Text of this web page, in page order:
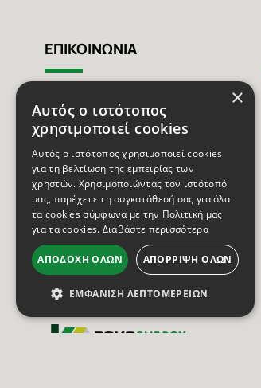
ΕΠΙΚΟΙΝΩΝΙΑ
Θήβα 322 00, Ελλάδα
6932909013
6977353151
info@domo-energy.gr
DOMO ENERGY Logo
×
Αυτός ο ιστότοπος
χρησιμοποιεί cookies
Αυτός ο ιστότοπος χρησιμοποιεί cookies
για τη βελτίωση της εμπειρίας των
χρηστών. Χρησιμοποιώντας τον ιστότοπό
μας, παρέχετε τη συγκατάθεσή σας για όλα
τα cookies σύμφωνα με την Πολιτική μας
για τα cookies. Διαβάστε περισσότερα
ΑΠΟΔΟΧΉ ΌΛΩΝ ΑΠΌΡΡΙΨΗ ΌΛΩΝ
ΕΜΦΆΝΙΣΗ ΛΕΠΤΟΜΕΡΕΙΏΝ